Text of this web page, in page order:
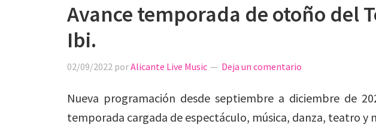
Avance temporada de otoño del
Ibi.
02/09/2022 porAlicante Live Music Deja un comentario
Nueva programación desde septiembre a diciembre de
temporada cargada de espectáculo, música, danza, teatro y